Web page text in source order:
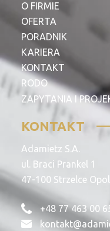
O FIRMIE
OFERTA
PORADNIK
KARIERA
KONTAKT
RODO
ZAPYTANIA I
KONTAKT
Adamietz S.A.
ul. Braci Prankel 1
47-100 Strzelce
+48 77 463 00